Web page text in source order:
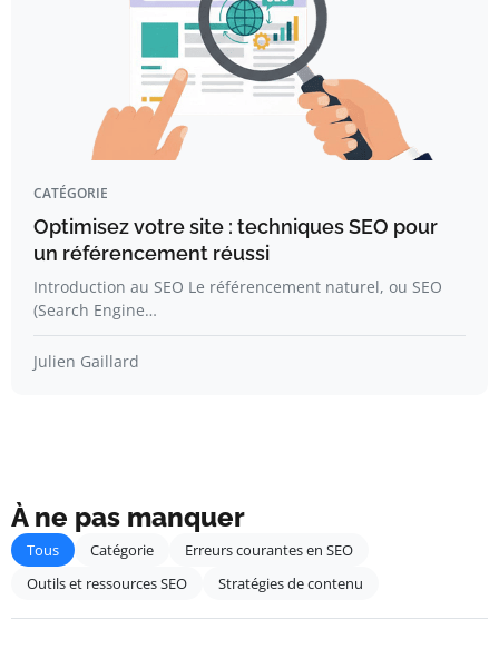
CATÉGORIE
Optimisez votre site : techniques SEO pour
un référencement réussi
Introduction au SEO Le référencement naturel, ou SEO
(Search Engine…
Julien Gaillard
À ne pas manquer
Tous Catégorie
Erreurs courantes en SEO
Outils et ressources SEO
Stratégies de contenu